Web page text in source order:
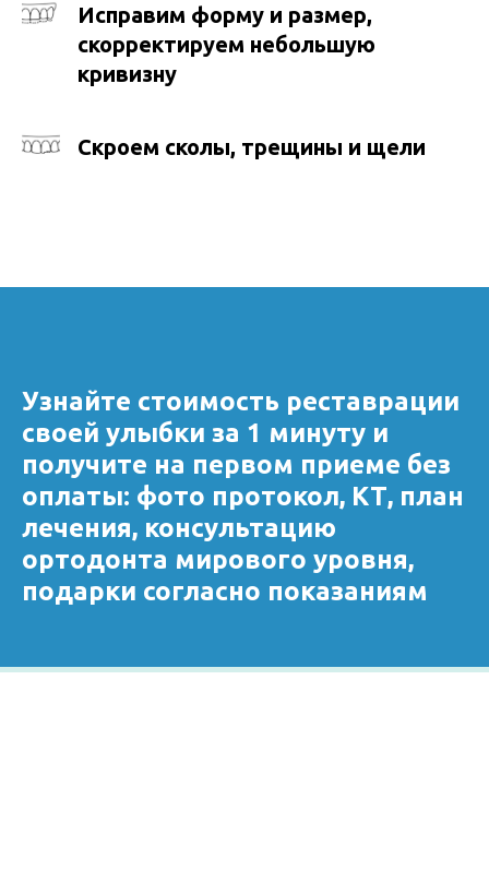
Исправим форму и размер,
скорректируем небольшую
кривизну
Скроем сколы, трещины и щели
Узнайте стоимость реставрации
своей улыбки за 1 минуту и
получите на первом приеме без
оплаты: фото протокол, КТ, план
лечения, консультацию
ортодонта мирового уровня,
подарки согласно показаниям